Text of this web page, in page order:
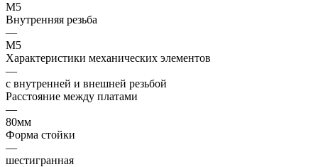
M5
Внутренняя резьба
—
M5
Характеристики механических элементов
—
с внутренней и внешней резьбой
Расстояние между платами
—
80мм
Форма стойки
—
шестигранная